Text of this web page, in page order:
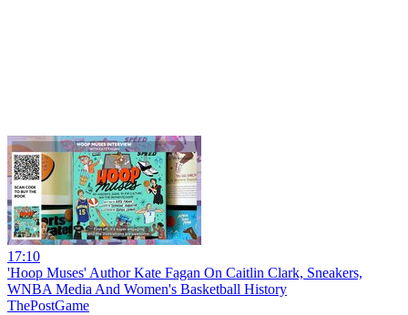
17:10
'Hoop Muses' Author Kate Fagan On Caitlin Clark, Sneakers,
WNBA Media And Women's Basketball History
ThePostGame